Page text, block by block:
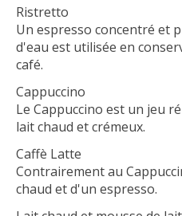
Ristretto
Un espresso concentré et
d'eau est utilisée en
café.
Cappuccino
Le Cappuccino est un jeu
lait chaud et crémeux.
Caffè Latte
Contrairement au
chaud et d'un espresso.